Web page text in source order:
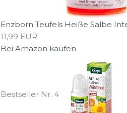
Enzborn Teufels Heiße Salbe
11,99 EUR
Bei Amazon kaufen
Bestseller Nr. 4